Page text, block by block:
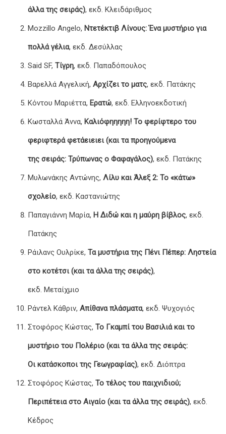
άλλα της σειράς), εκδ. Κλειδάριθμος
Mozzillo Angelo, Ντετέκτιβ Λίνους: Ένα μυστήριο για
πολλά γέλια, εκδ. Δεσύλλας
Said SF, Τίγρη, εκδ. Παπαδόπουλος
Βαρελλά Αγγελική, Αρχίζει το ματς, εκδ. Πατάκης
Κόντου Μαριέττα, Ερατώ, εκδ. Ελληνοεκδοτική
Κωσταλλά Άννα, Καλιόφηηηηη! Το φερίφτερο του
φεριφτερά φετάειειει (και τα προηγούμενα
της σειράς: Τρύπωνας ο Φαφαγάλος), εκδ. Πατάκης
Μυλωνάκης Αντώνης, Λίλυ και Άλεξ 2: Το «κάτω»
σχολείο, εκδ. Καστανιώτης
Παπαγιάννη Μαρία, Η Διδώ και η μαύρη βίβλος, εκδ.
Πατάκης
Ράιλανς Ουλρίκε, Τα μυστήρια της Πένι Πέπερ: Ληστεία
στο κοτέτσι (και τα άλλα της σειράς),
εκδ. Μεταίχμιο
Ράντελ Κάθριν, Απίθανα πλάσματα, εκδ. Ψυχογιός
Στοφόρος Κώστας, Το Γκαμπί του Βασιλιά και το
μυστήριο του Πολέριο (και τα άλλα της σειράς:
Οι κατάσκοποι της Γεωγραφίας), εκδ. Διόπτρα
Στοφόρος Κώστας, Το τέλος του παιχνιδιού;
Περιπέτεια στο Αιγαίο (και τα άλλα της σειράς), εκδ.
Κέδρος